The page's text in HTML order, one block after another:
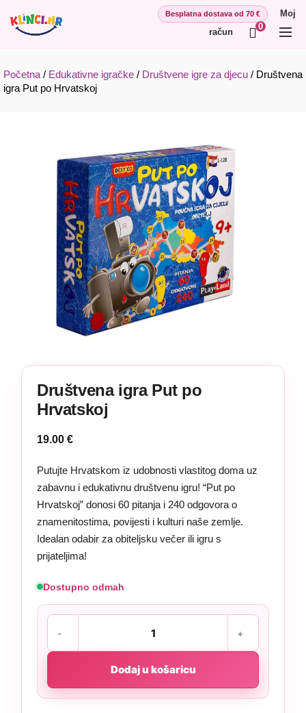
Moj
račun
0
Početna / Edukativne igračke / Društvene igre za djecu / Društvena
igra Put po Hrvatskoj
Društvena igra Put po
Hrvatskoj
19.00 €
Putujte Hrvatskom iz udobnosti vlastitog doma uz
zabavnu i edukativnu društvenu igru! “Put po
Hrvatskoj” donosi 60 pitanja i 240 odgovora o
znamenitostima, povijesti i kulturi naše zemlje.
Idealan odabir za obiteljsku večer ili igru s
prijateljima!
Dostupno odmah
Dodaj u košaricu